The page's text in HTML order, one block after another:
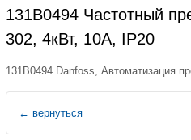
131B0494 Частотный
302, 4кВт, 10А, IP20
131B0494 Danfoss, Автоматизация
← вернуться